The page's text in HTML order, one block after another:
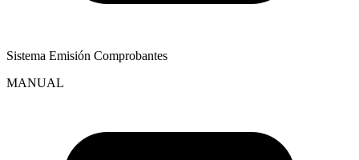
Sistema Emisión Comprobantes
MANUAL